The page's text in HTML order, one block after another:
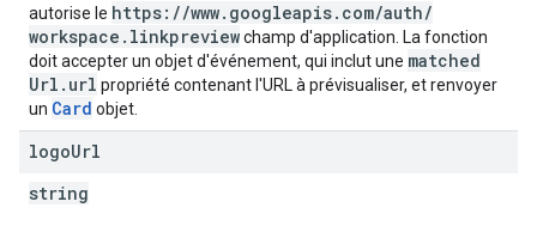
autorise le https: //www. googleapis. com/auth/
workspace . linkpreviewchamp d'application. La fonction
doit accepter un objet d'événement, qui inclut une matched
Url . url propriété contenant l'URL à prévisualiser, et renvoyer
un Card objet.
logoUrl
string